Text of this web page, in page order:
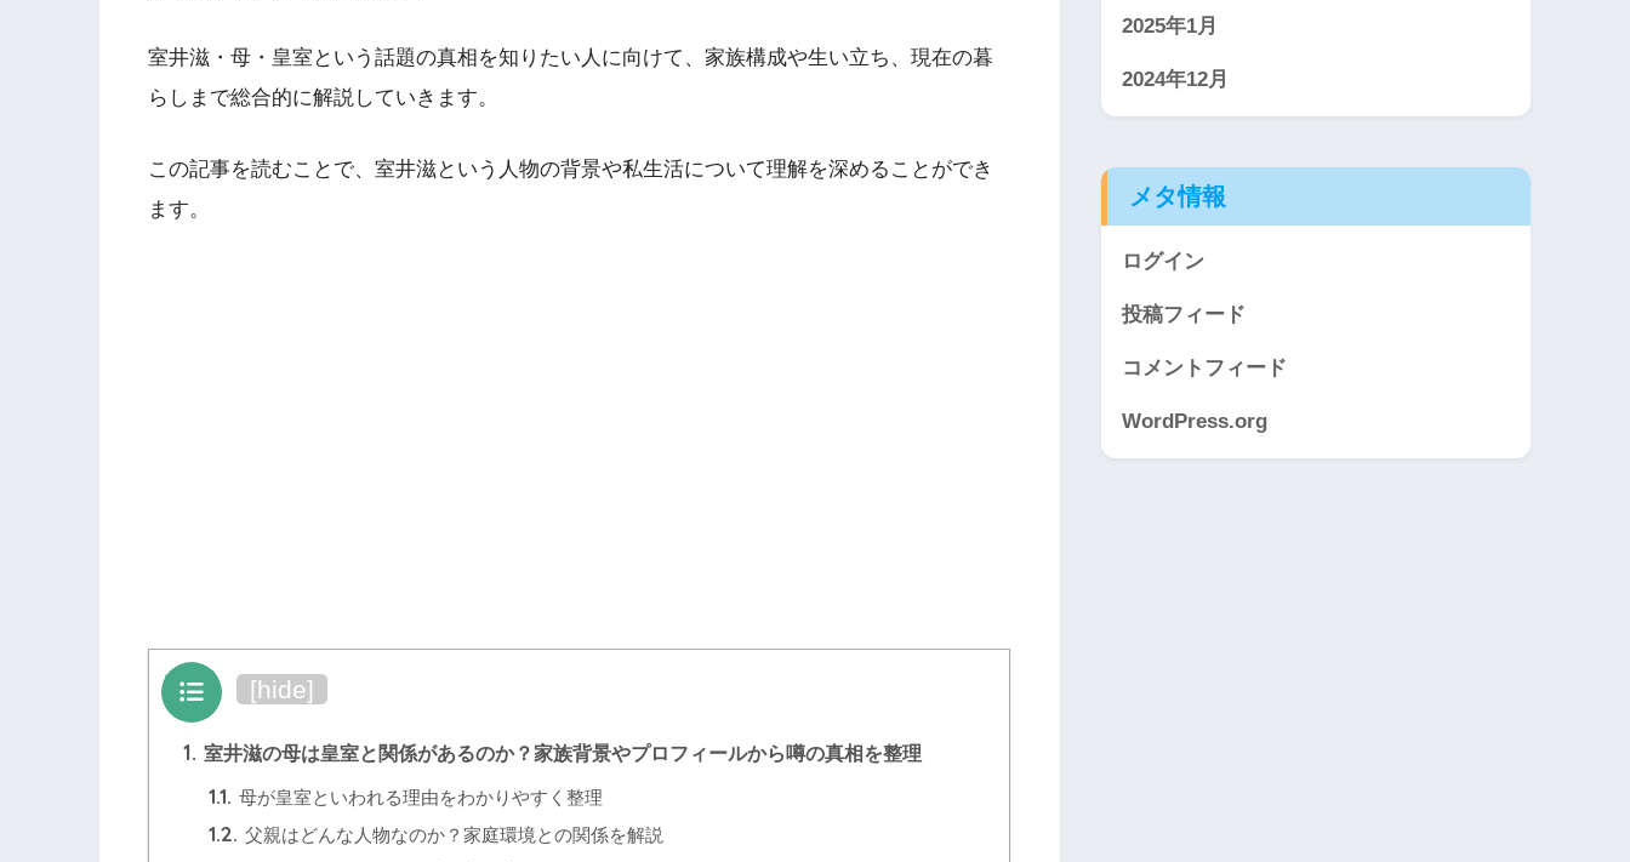
室井滋・母・皇室という話題の真相を知りたい人に向けて、家族構成や生い立ち、現在の暮
らしまで総合的に解説していきます。
この記事を読むことで、室井滋という人物の背景や私生活について理解を深めることができ
ます。
目次 [hide]
1. 室井滋の母は皇室と関係があるのか？家族背景やプロフィールから噂の真相を整理
1.1. 母が皇室といわれる理由をわかりやすく整理
1.2. 父親はどんな人物なのか？家庭環境との関係を解説
2025年1月
2024年12月
メタ情報
ログイン
投稿フィード
コメントフィード
WordPress.org